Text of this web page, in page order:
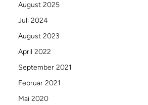
August 2025
Juli 2024
August 2023
April 2022
September 2021
Februar 2021
Mai 2020